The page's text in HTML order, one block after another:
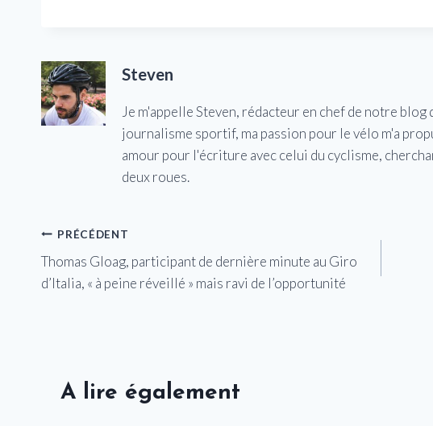
Steven
Je m'appelle Steven, rédacteur en chef de notre
journalisme sportif, ma passion pour le vélo m'a
amour pour l'écriture avec celui du cyclisme,
deux roues.
Navigation
de
PRÉCÉDENT
Thomas Gloag, participant de dernière minute au Giro
d’Italia, « à peine réveillé » mais ravi de l’opportunité
A lire également